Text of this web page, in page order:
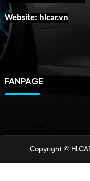
Hotline:0862 736 739
Website: hlcar.vn